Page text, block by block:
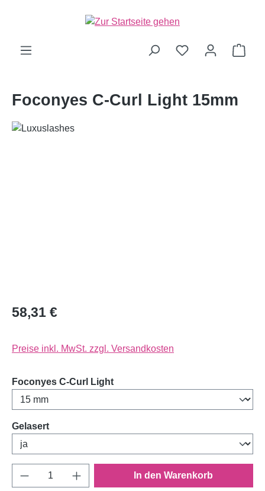
Foconyes C-Curl Light 15mm
58,31 €
Preise inkl. MwSt. zzgl. Versandkosten
Foconyes C-Curl Lightauswählen
Gelasertauswählen
Produkt Anzahl: Gib den gewünschten
In den Warenkorb